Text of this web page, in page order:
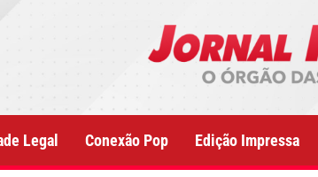
Legal Conexão Pop Edição Impressa